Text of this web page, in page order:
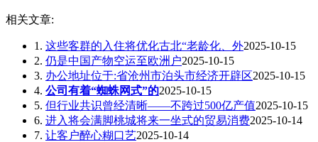
相关文章:
1. 这些客群的入住将优化古北“老龄化、外2025-10-15
2. 仍是中国产物空运至欧洲户2025-10-15
3. 办公地址位于:省沧州市泊头市经济开辟区2025-10-15
4. 公司有着“蜘蛛网式”的2025-10-15
5. 但行业共识曾经清晰——不跨过500亿产值2025-10-15
6. 进入将会满脚桃城将来一坐式的贸易消费2025-10-14
7. 让客户醉心糊口艺2025-10-14